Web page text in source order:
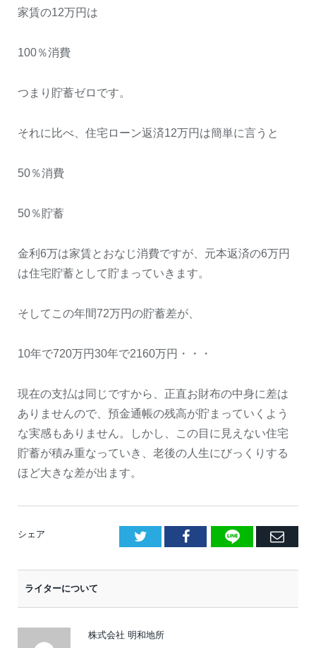
家賃の12万円は
100％消費
つまり貯蓄ゼロです。
それに比べ、住宅ローン返済12万円は簡単に言うと
50％消費
50％貯蓄
金利6万は家賃とおなじ消費ですが、元本返済の6万円
は住宅貯蓄として貯まっていきます。
そしてこの年間72万円の貯蓄差が、
10年で720万円30年で2160万円・・・
現在の支払は同じですから、正直お財布の中身に差は
ありませんので、預金通帳の残高が貯まっていくよう
な実感もありません。しかし、この目に見えない住宅
貯蓄が積み重なっていき、老後の人生にびっくりする
ほど大きな差が出ます。
シェア Facebook
LINE
E
ライターについて
株式会社 明和地所